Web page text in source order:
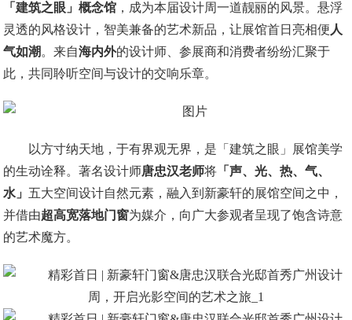
「建筑之眼」概念馆 ，成为本届设计周一道靓丽的风景。悬浮
灵透的风格设计，智美兼备的艺术新品，让展馆首日亮相便 人
气如潮 。来自海内外的设计师、参展商和消费者纷纷汇聚于
此，共同聆听空间与设计的交响乐章。
以方寸纳天地，于有界观无界，是「建筑之眼」展馆美学
的生动诠释。著名设计师唐忠汉老师将 「声、光、热、气、
水」 五大空间设计自然元素，融入到新豪轩的展馆空间之中，
并借由超高宽落地门窗为媒介，向广大参观者呈现了饱含诗意
的艺术魔方。